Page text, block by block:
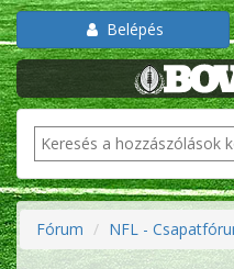
Belépés
Fórum NFL -